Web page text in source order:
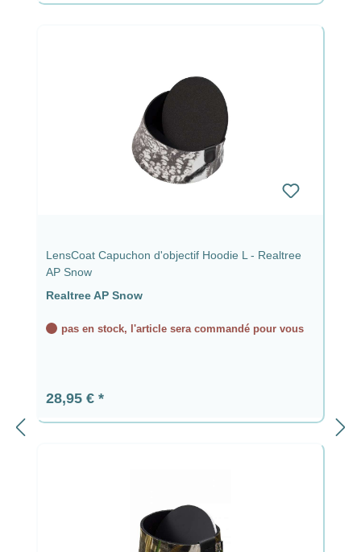
LensCoat Capuchon d'objectif Hoodie L - Realtree
AP Snow
Realtree AP Snow
pas en stock, l'article sera commandé pour vous
Prix régulier :
28,95 €